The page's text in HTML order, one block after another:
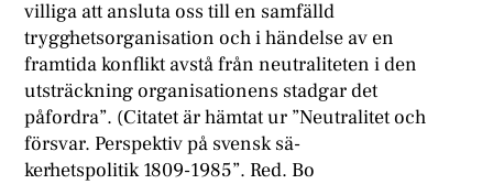
villiga att ansluta oss till en samfälld
trygghetsorganisation och i händelse av en
framtida konflikt avstå från neutraliteten i den
utsträckning organisationens stadgar det
påfordra”. (Citatet är hämtat ur ”Neutralitet och
försvar. Perspektiv på svensk sä-
kerhetspolitik 1809-1985”. Red. Bo